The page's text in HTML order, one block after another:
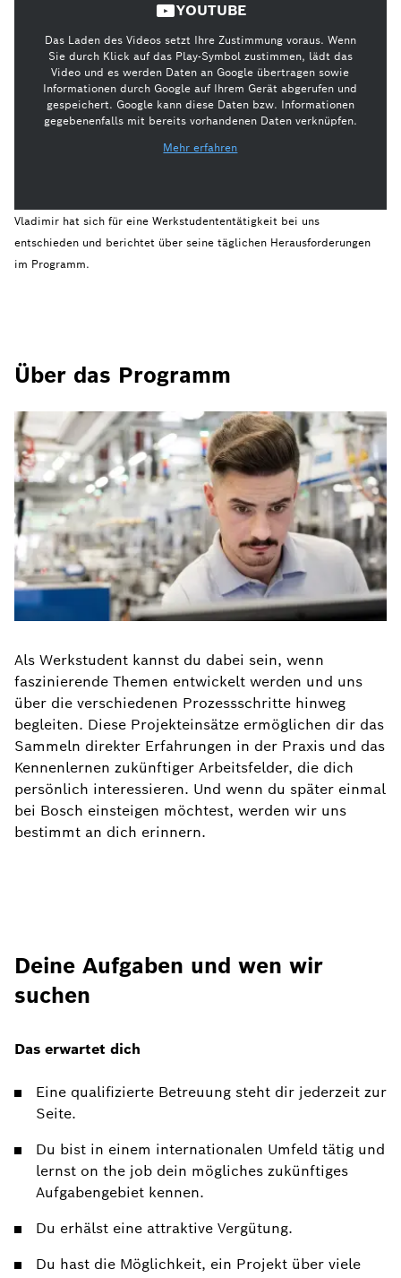
YOUTUBE
Das Laden des Videos setzt Ihre Zustimmung voraus. Wenn
Sie durch Klick auf das Play-Symbol zustimmen, lädt das
Video und es werden Daten an Google übertragen sowie
Informationen durch Google auf Ihrem Gerät abgerufen und
gespeichert. Google kann diese Daten bzw. Informationen
gegebenenfalls mit bereits vorhandenen Daten verknüpfen.
Mehr erfahren
Vladimir hat sich für eine Werkstudententätigkeit bei uns
entschieden und berichtet über seine täglichen Herausforderungen
im Programm.
Über das Programm
Als Werkstudent kannst du dabei sein, wenn
faszinierende Themen entwickelt werden und uns
über die verschiedenen Prozessschritte hinweg
begleiten. Diese Projekteinsätze ermöglichen dir das
Sammeln direkter Erfahrungen in der Praxis und das
Kennenlernen zukünftiger Arbeitsfelder, die dich
persönlich interessieren. Und wenn du später einmal
bei Bosch einsteigen möchtest, werden wir uns
bestimmt an dich erinnern.
Deine Aufgaben und wen wir
suchen
Das erwartet dich
Eine qualifizierte Betreuung steht dir jederzeit zur
Seite.
Du bist in einem internationalen Umfeld tätig und
lernst on the job dein mögliches zukünftiges
Aufgabengebiet kennen.
Du erhälst eine attraktive Vergütung.
Du hast die Möglichkeit, ein Projekt über viele